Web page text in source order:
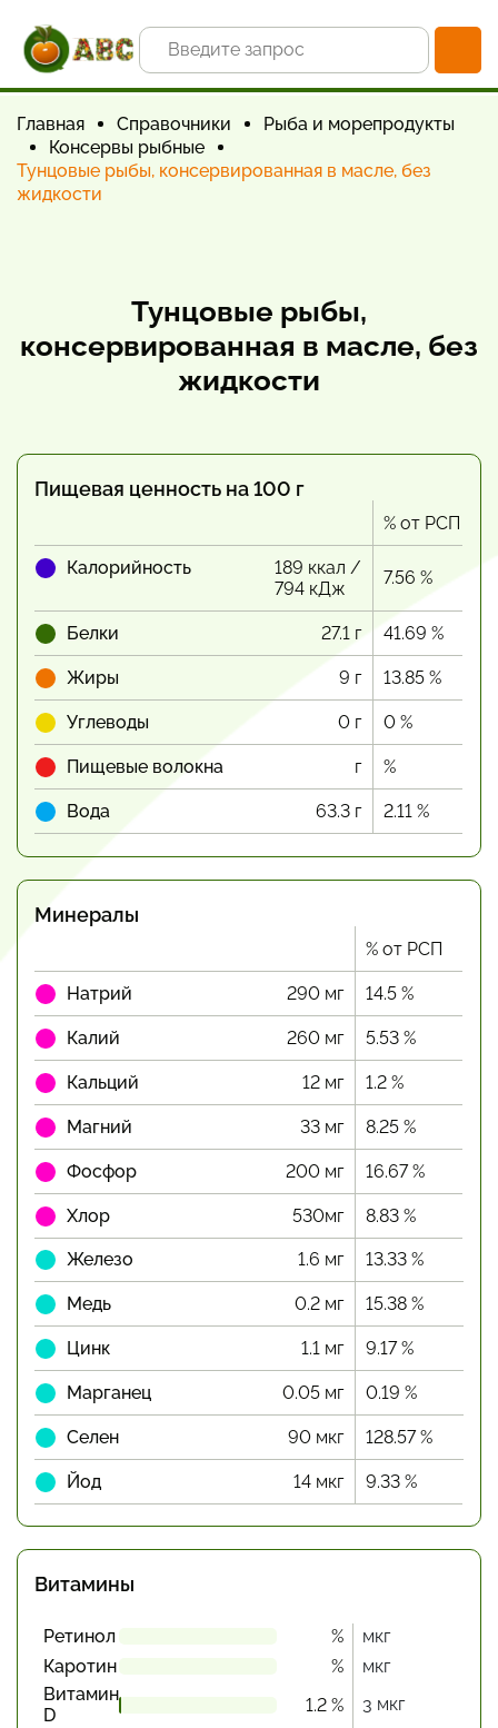
Главная Справочники
Рыба и морепродукты
Консервы рыбные
Тунцовые рыбы, консервированная в масле, без
жидкости
Тунцовые рыбы,
консервированная в масле, без
жидкости
Пищевая ценность на 100 г
% от РСП
Калорийность
189 ккал /
794 кДж
7.56 %
Белки 27.1 г 41.69 %
Жиры 9 г 13.85 %
Углеводы 0 г 0 %
Пищевые волокна г %
Вода 63.3 г 2.11 %
Минералы
% от РСП
Натрий 290 мг 14.5 %
Калий 260 мг 5.53 %
Кальций 12 мг 1.2 %
Магний 33 мг 8.25 %
Фосфор 200 мг 16.67 %
Хлор 530мг 8.83 %
Железо 1.6 мг 13.33 %
Медь 0.2 мг 15.38 %
Цинк 1.1 мг 9.17 %
Марганец 0.05 мг 0.19 %
Селен 90 мкг 128.57 %
Йод 14 мкг 9.33 %
Витамины
Ретинол %
мкг
Каротин
%
мкг
Витамин
D
1.2 %
3 мкг